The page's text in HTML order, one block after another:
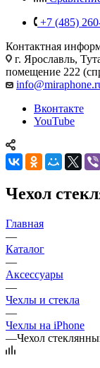
+7 (485)
Контактная
г. Ярославль,
помещение 222
Вконтакте
YouTube
Чехол
Главная
—
Каталог
—
Аксессуары
—
Чехлы и стекла
—
Чехлы на iPhone
—Чехол